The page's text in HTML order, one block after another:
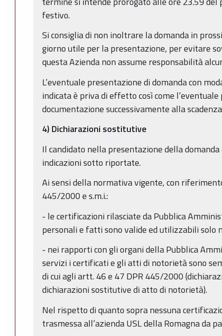
festivo.
Si consiglia di non inoltrare la domanda in
giorno utile per la presentazione, per evitare
questa Azienda non assume responsabilità
L’eventuale presentazione di domanda con
indicata è priva di effetto così come
documentazione successivamente alla
4) Dichiarazioni sostitutive
Il candidato nella presentazione della
indicazioni sotto riportate.
Ai sensi della normativa vigente, con
445/2000 e s.m.i.:
- le certificazioni rilasciate da Pubblica
personali e fatti sono valide ed utilizzabili
- nei rapporti con gli organi della Pubblica
servizi i certificati e gli atti di notorietà sono
di cui agli artt. 46 e 47 DPR 445/2000
dichiarazioni sostitutive di atto di notorietà).
Nel rispetto di quanto sopra nessuna
trasmessa all’azienda USL della Romagna da